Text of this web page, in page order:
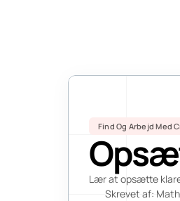
Find Og Arbejd Med
Lær at opsætte
Skrevet af: